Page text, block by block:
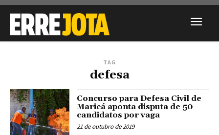
TAG
defesa
Concurso para Defesa Civil de
Maricá aponta disputa de 50
candidatos por vaga
21 de outubro de 2019